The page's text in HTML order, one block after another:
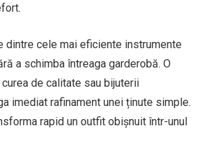
dintre cele mai eficiente instrumente
a schimba întreaga garderobă. O
de calitate sau bijuterii
imediat rafinament unei ținute simple.
rapid un outfit obișnuit într-unul